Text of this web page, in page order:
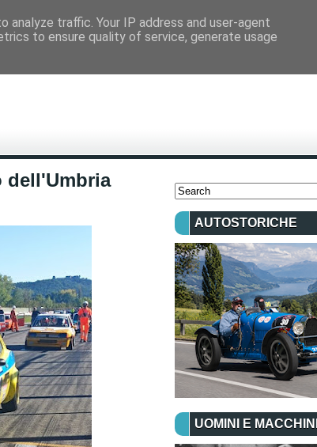
dell'Umbria
AUTOSTORICHE
UOMINI E
traffic. Your IP address and user-agent
to ensure quality of service, generate usage